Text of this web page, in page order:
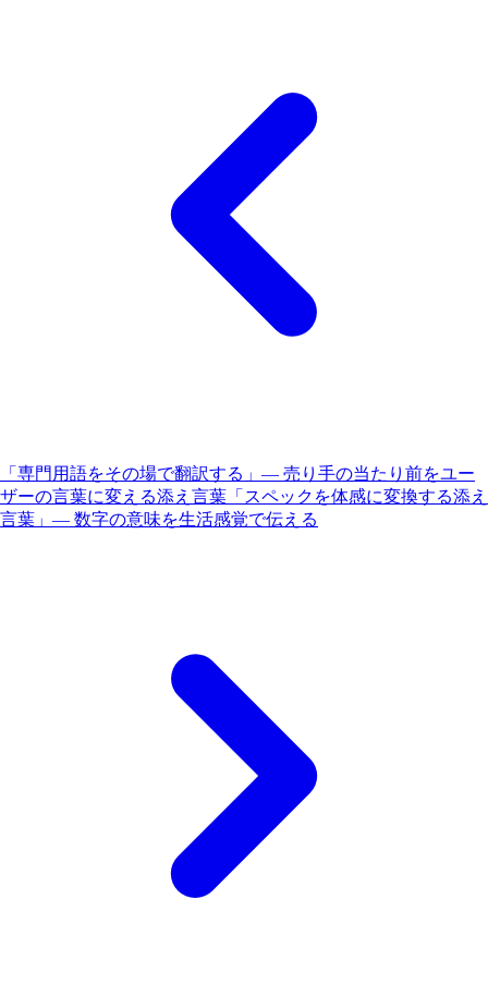
「専門用語をその場で翻訳する」— 売り手の当たり前をユー
ザーの言葉に変える添え言葉 「スペックを体感に変換する添え
言葉」— 数字の意味を生活感覚で伝える